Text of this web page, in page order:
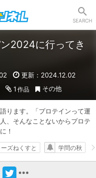
SEARCH
2024に行ってき
更新：2024.12.02
1 作品 その他
ります。「プロテインって運
、そんなことないからプロテ
！
ズねくすと 学問の秋